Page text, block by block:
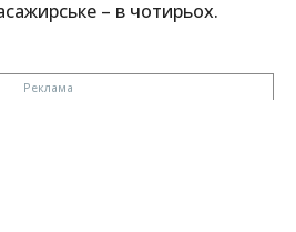
– в чотирьох.